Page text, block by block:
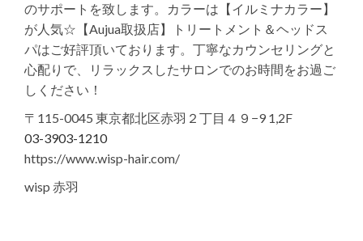
のサポートを致します。カラーは【イルミナカラー】
が人気☆【Aujua取扱店】トリートメント＆ヘッドス
パはご好評頂いております。丁寧なカウンセリングと
心配りで、リラックスしたサロンでのお時間をお過ご
しください！
〒115-0045 東京都北区赤羽２丁目４９−9 1,2F
03-3903-1210
https://www.wisp-hair.com/
wisp 赤羽